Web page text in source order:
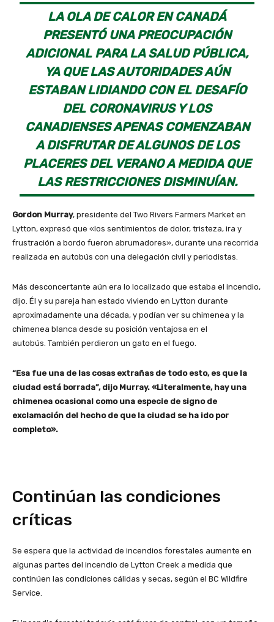
LA OLA DE CALOR EN CANADÁ
PRESENTÓ UNA PREOCUPACIÓN
ADICIONAL PARA LA SALUD PÚBLICA,
YA QUE LAS AUTORIDADES AÚN
ESTABAN LIDIANDO CON EL DESAFÍO
DEL CORONAVIRUS Y LOS
CANADIENSES APENAS COMENZABAN
A DISFRUTAR DE ALGUNOS DE LOS
PLACERES DEL VERANO A MEDIDA QUE
LAS RESTRICCIONES DISMINUÍAN.
Gordon Murray, presidente del Two Rivers Farmers Market en
Lytton, expresó que «los sentimientos de dolor, tristeza, ira y
frustración a bordo fueron abrumadores», durante una recorrida
realizada en autobús con una delegación civil y periodistas.
Más desconcertante aún era lo localizado que estaba el incendio,
dijo. Él y su pareja han estado viviendo en Lytton durante
aproximadamente una década, y podían ver su chimenea y la
chimenea blanca desde su posición ventajosa en el
autobús. También perdieron un gato en el fuego.
“Esa fue una de las cosas extrañas de todo esto, es que la
ciudad está borrada”, dijo Murray. «Literalmente, hay una
chimenea ocasional como una especie de signo de
exclamación del hecho de que la ciudad se ha ido por
completo».
Continúan las condiciones
críticas
Se espera que la actividad de incendios forestales aumente en
algunas partes del incendio de Lytton Creek a medida que
continúen las condiciones cálidas y secas, según el BC Wildfire
Service.